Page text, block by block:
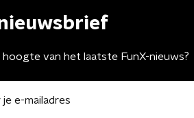
hoogte van het laatste FunX-nieuws?